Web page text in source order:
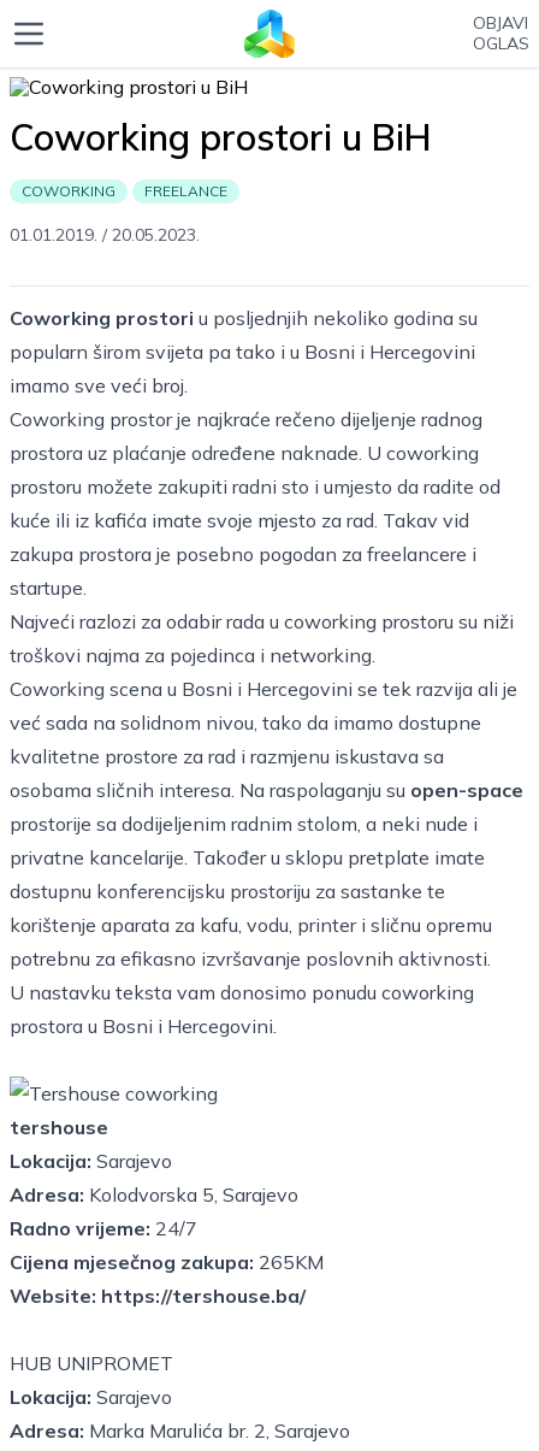
OBJAVI
OGLAS
Coworking prostori u BiH
COWORKING FREELANCE
01.01.2019. /20.05.2023.
Coworking prostori u posljednjih nekoliko godina su
popularn širom svijeta pa tako i u Bosni i Hercegovini
imamo sve veći broj.
Coworking prostor je najkraće rečeno dijeljenje radnog
prostora uz plaćanje određene naknade. U coworking
prostoru možete zakupiti radni sto i umjesto da radite od
kuće ili iz kafića imate svoje mjesto za rad. Takav vid
zakupa prostora je posebno pogodan za freelancere i
startupe.
Najveći razlozi za odabir rada u coworking prostoru su niži
troškovi najma za pojedinca i networking.
Coworking scena u Bosni i Hercegovini se tek razvija ali je
već sada na solidnom nivou, tako da imamo dostupne
kvalitetne prostore za rad i razmjenu iskustava sa
osobama sličnih interesa. Na raspolaganju su open-space
prostorije sa dodijeljenim radnim stolom, a neki nude i
privatne kancelarije. Također u sklopu pretplate imate
dostupnu konferencijsku prostoriju za sastanke te
korištenje aparata za kafu, vodu, printer i sličnu opremu
potrebnu za efikasno izvršavanje poslovnih aktivnosti.
U nastavku teksta vam donosimo ponudu coworking
prostora u Bosni i Hercegovini.
tershouse
Lokacija: Sarajevo
Adresa: Kolodvorska 5, Sarajevo
Radno vrijeme: 24/7
Cijena mjesečnog zakupa: 265KM
Website: https://tershouse.ba/
HUB UNIPROMET
Lokacija: Sarajevo
Adresa: Marka Marulića br. 2, Sarajevo